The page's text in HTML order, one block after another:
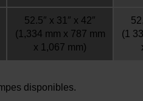
52.5″ x 31″ x 42″
(1,334 mm x 787 mm
x 1,067 mm)
(1
disponibles.